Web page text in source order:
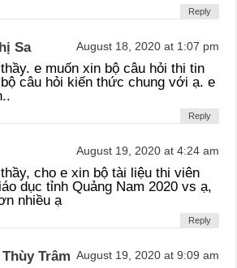
Reply
Sa August 18, 2020 at 1:07 pm
e muốn xin bộ câu hỏi thi tin
câu hỏi kiến thức chung với ạ. e
Reply
August 19, 2020 at 4:24 am
cho e xin bộ tài liệu thi viên
dục tỉnh Quảng Nam 2020 vs ạ,
nhiều ạ
Reply
Trâm August 19, 2020 at 9:09 am